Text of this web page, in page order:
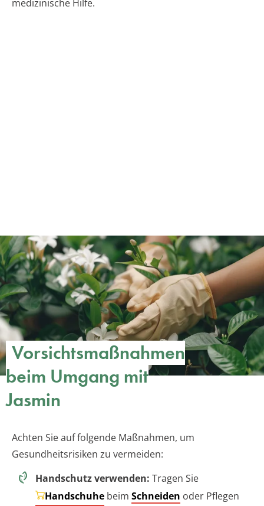
medizinische Hilfe.
Vorsichtsmaßnahmen
beim Umgang mit
Jasmin
Achten Sie auf folgende Maßnahmen, um
Gesundheitsrisiken zu vermeiden:
Handschutz verwenden: Tragen Sie
Handschuhe beim Schneiden oder Pflegen